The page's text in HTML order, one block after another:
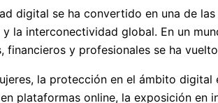
digital se ha convertido en una de
la interconectividad global. En un
financieros y profesionales se ha
la protección en el ámbito
plataformas online, la exposición